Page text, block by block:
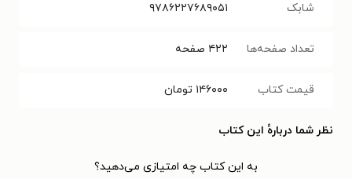
شابک ۹۷۸۶۲۲۷۶۸۹۰۵۱
تعداد صفحه‌ها ۴۲۲ صفحه
قیمت کتاب ۱۴۶۰۰۰ تومان
نظر شما دربارهٔ این کتاب
به این کتاب چه امتیازی می‌دهید؟